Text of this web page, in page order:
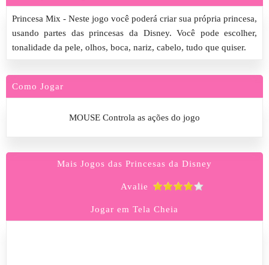
Princesa Mix - Neste jogo você poderá criar sua própria princesa,
usando partes das princesas da Disney. Você pode escolher,
tonalidade da pele, olhos, boca, nariz, cabelo, tudo que quiser.
Como Jogar
MOUSE Controla as ações do jogo
Mais Jogos das Princesas da Disney
Avalie
Jogar em Tela Cheia